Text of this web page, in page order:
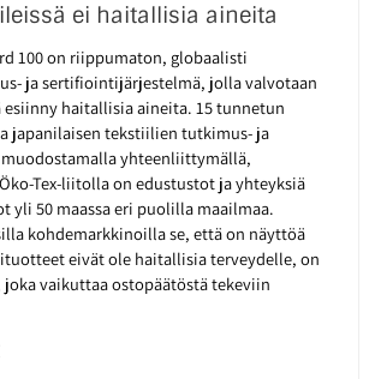
ei haitallisia aineita
100 on riippumaton, globaalisti
ja sertifiointijärjestelmä, jolla valvotaan
haitallisia aineita. 15 tunnetun
japanilaisen tekstiilien tutkimus- ja
yhteenliittymällä,
Tex-liitolla on edustustot ja yhteyksiä
yli 50 maassa eri puolilla maailmaa.
kohdemarkkinoilla se, että on näyttöä
eivät ole haitallisia terveydelle, on
vaikuttaa ostopäätöstä tekeviin